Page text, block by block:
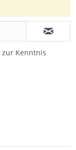
zur Kenntnis